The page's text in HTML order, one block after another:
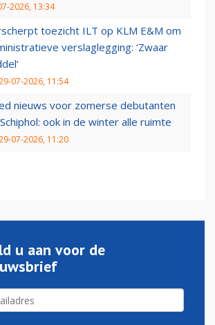
2026, 13:34
toezicht ILT op KLM E&M om
verslaglegging: ‘Zwaar
07-2026, 11:54
nieuws voor zomerse debutanten
ook in de winter alle ruimte
07-2026, 11:20
u aan voor de